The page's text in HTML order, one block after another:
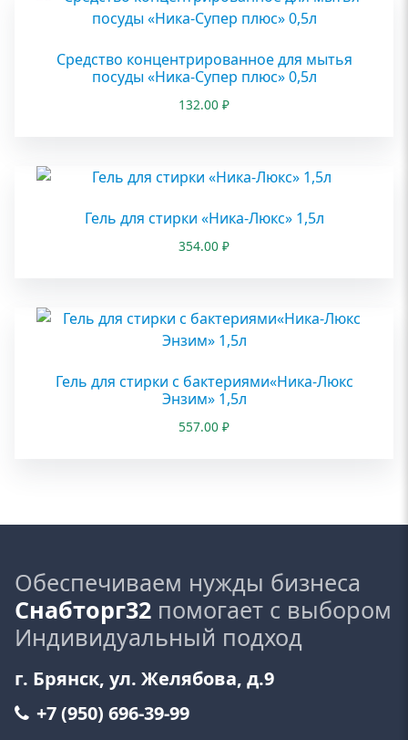
Средство концентрированное для мытья
посуды «Ника-Супер плюс» 0,5л
132.00 ₽
Гель для стирки «Ника-Люкс» 1,5л
354.00 ₽
Гель для стирки с бактериями«Ника-Люкс
Энзим» 1,5л
557.00 ₽
Обеспечиваем нужды бизнеса
Снабторг32 помогает с выбором
Индивидуальный подход
г. Брянск, ул. Желябова, д.9
+7 (950) 696-39-99